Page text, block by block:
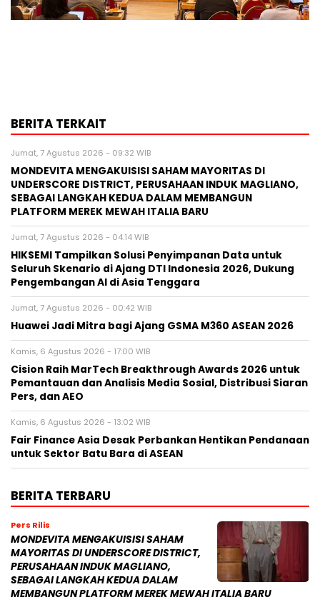
BERITA TERKAIT
Jumat, 7 Agustus 2026 - 09:32 WIB
MONDEVITA MENGAKUISISI SAHAM MAYORITAS DI
UNDERSCORE DISTRICT, PERUSAHAAN INDUK MAGLIANO,
SEBAGAI LANGKAH KEDUA DALAM MEMBANGUN
PLATFORM MEREK MEWAH ITALIA BARU
Jumat, 7 Agustus 2026 - 04:14 WIB
HIKSEMI Tampilkan Solusi Penyimpanan Data untuk
Seluruh Skenario di Ajang DTI Indonesia 2026, Dukung
Pengembangan AI di Asia Tenggara
Jumat, 7 Agustus 2026 - 00:42 WIB
Huawei Jadi Mitra bagi Ajang GSMA M360 ASEAN 2026
Kamis, 6 Agustus 2026 - 17:00 WIB
Cision Raih MarTech Breakthrough Awards 2026 untuk
Pemantauan dan Analisis Media Sosial, Distribusi Siaran
Pers, dan AEO
Kamis, 6 Agustus 2026 - 13:02 WIB
Fair Finance Asia Desak Perbankan Hentikan Pendanaan
untuk Sektor Batu Bara di ASEAN
BERITA TERBARU
Pers Rilis
MONDEVITA MENGAKUISISI SAHAM
MAYORITAS DI UNDERSCORE DISTRICT,
PERUSAHAAN INDUK MAGLIANO,
SEBAGAI LANGKAH KEDUA DALAM
MEMBANGUN PLATFORM MEREK MEWAH ITALIA BARU